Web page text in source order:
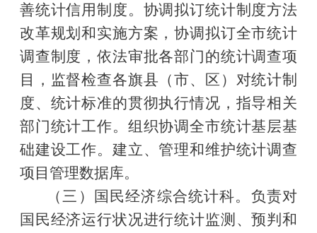
善统计信用制度。协调拟订统计制度方法
改革规划和实施方案，协调拟订全市统计
调查制度，依法审批各部门的统计调查项
目，监督检查各旗县（市、区）对统计制
度、统计标准的贯彻执行情况，指导相关
部门统计工作。组织协调全市统计基层基
础建设工作。建立、管理和维护统计调查
项目管理数据库。
（三）国民经济综合统计科。负责对
国民经济运行状况进行统计监测、预判和